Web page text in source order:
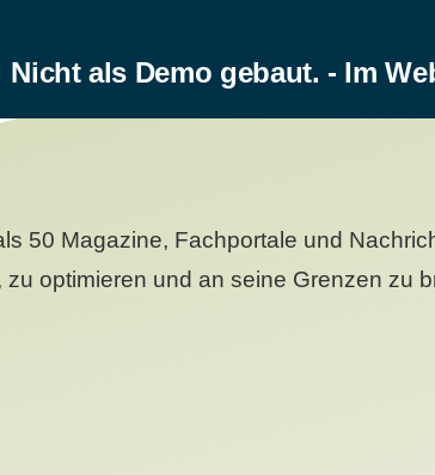
Nicht als Demo gebaut. - Im
50 Magazine, Fachportale und
optimieren und an seine Grenzen zu